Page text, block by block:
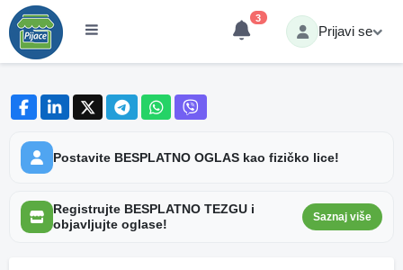
3
Prijavi se
Postavite BESPLATNO OGLAS kao fizičko lice!
Registrujte BESPLATNO TEZGU i
objavljujte oglase!
Saznaj više